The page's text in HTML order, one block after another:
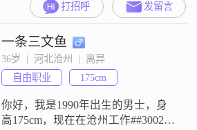
打招呼 发留言
一条三文鱼
36岁  |  河北沧州  |  离异
自由职业
175cm
你好，我是1990年出生的男士，身
高175cm，现在在沧州工作##3002##